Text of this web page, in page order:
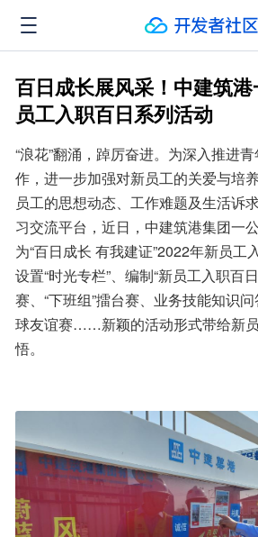
百日成长展风采！中建筑
员工入职百日系列活动
“浪花”翻涌，踔厉奋进。为深入推进
作，进一步加强对新员工的关爱与培
员工的思想动态、工作难题及生活诉
习交流平台，近日，中建筑港集团一
为“百日成长 有我建证”2022年新员工
设置“时光专栏”、编制“新员工入职百
赛、“下班组”擂台赛、业务技能知识
球友谊赛……新颖的活动形式带给新
悟。